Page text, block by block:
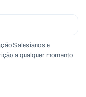
Salesianos e
a qualquer momento.